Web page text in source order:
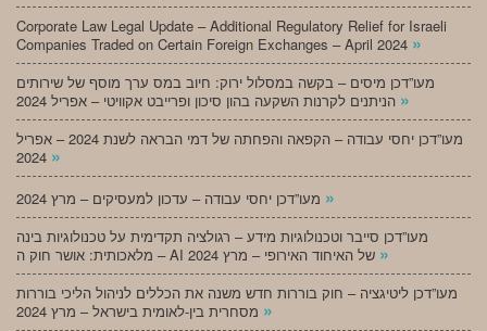
Corporate Law Legal Update – Additional Regulatory Relief for Israeli
Companies Traded on Certain Foreign Exchanges – April 2024 »
מעו”דכן מיסים – בקשה במסלול ירוק: חיוב במס ערך מוסף של שירותים
»
מעו”דכן יחסי עבודה – הקפאה והפחתה של דמי הבראה לשנת 2024 – אפריל
»
»
מעו”דכן סייבר וטכנולוגיות מידע – רגולציה תקדימית על טכנולוגיות בינה
»
מעו”דכן ליטיגציה – חוק בוררות חדש משנה את הכללים לניהול הליכי בוררות
»